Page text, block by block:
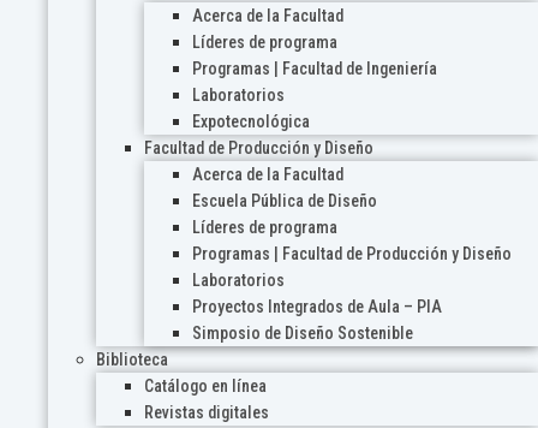
Acerca de la Facultad
Líderes de programa
Programas | Facultad de Ingeniería
Laboratorios
Expotecnológica
Facultad de Producción y Diseño
Acerca de la Facultad
Escuela Pública de Diseño
Líderes de programa
Programas | Facultad de Producción y Diseño
Laboratorios
Proyectos Integrados de Aula – PIA
Simposio de Diseño Sostenible
Biblioteca
Catálogo en línea
Revistas digitales